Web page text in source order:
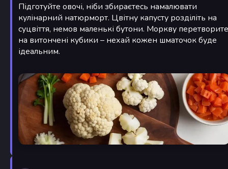
Підготуйте овочі, ніби збираєтесь намалювати
кулінарний натюрморт. Цвітну капусту розділіть на
суцвіття, немов маленькі бутони. Моркву перетворите
на витончені кубики – нехай кожен шматочок буде
ідеальним.